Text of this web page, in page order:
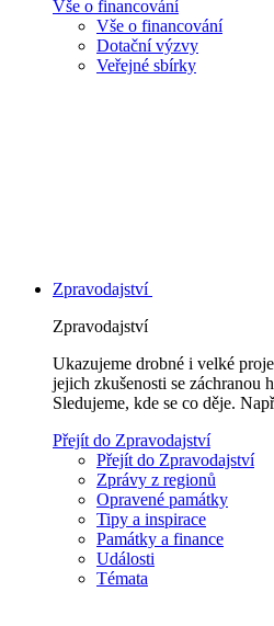
Vše o financování
Vše o financování
Dotační výzvy
Veřejné sbírky
Zpravodajství
Zpravodajství
Ukazujeme drobné i velké
jejich zkušenosti se záchranou
Sledujeme, kde se co děje.
Přejít do Zpravodajství
Přejít do Zpravodajství
Zprávy z regionů
Opravené památky
Tipy a inspirace
Památky a finance
Události
Témata